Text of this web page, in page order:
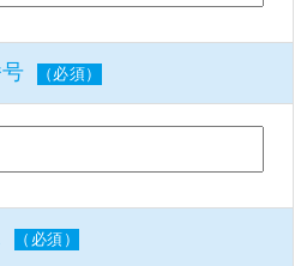
（必須）
（必須）